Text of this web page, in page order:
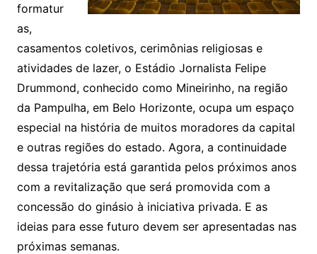
formatur
as,
casamentos coletivos, cerimônias religiosas e
atividades de lazer, o Estádio Jornalista Felipe
Drummond, conhecido como Mineirinho, na região
da Pampulha, em Belo Horizonte, ocupa um espaço
especial na história de muitos moradores da capital
e outras regiões do estado. Agora, a continuidade
dessa trajetória está garantida pelos próximos anos
com a revitalização que será promovida com a
concessão do ginásio à iniciativa privada. E as
ideias para esse futuro devem ser apresentadas nas
próximas semanas.